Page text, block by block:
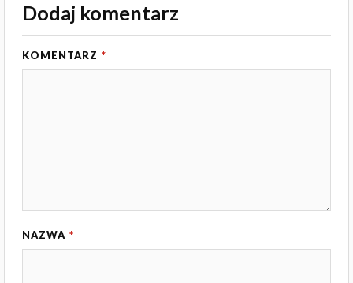
Dodaj komentarz
KOMENTARZ *
NAZWA *